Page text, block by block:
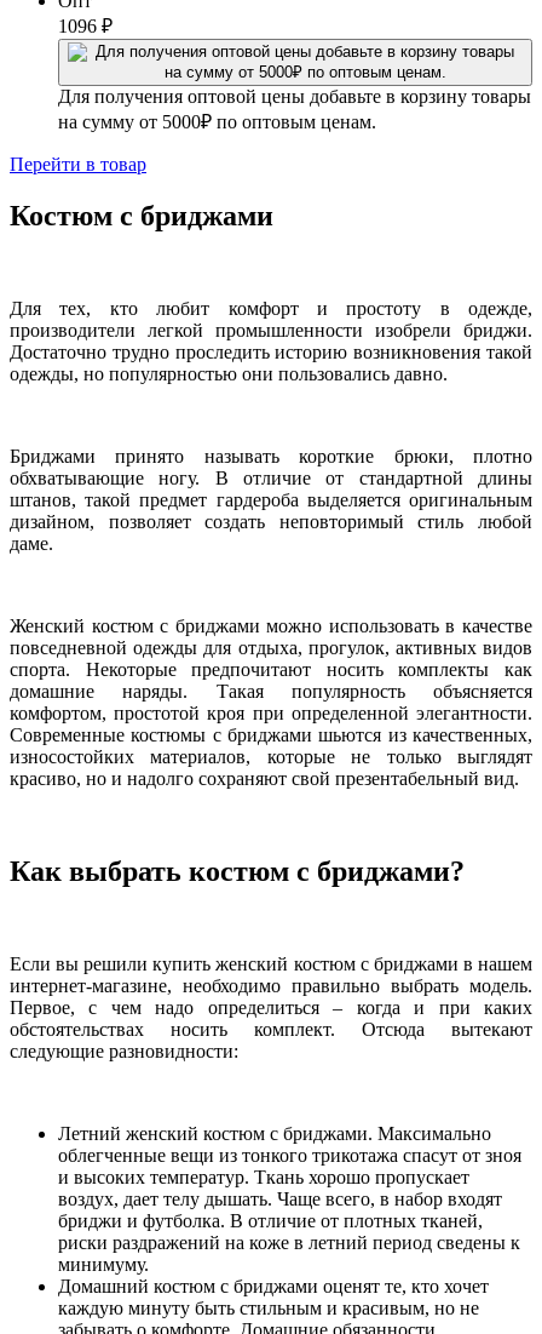
1096 ₽
Для получения оптовой цены добавьте в корзину товары
на сумму от 5000₽ по оптовым ценам.
Перейти в товар
Костюм с бриджами
Для тех, кто любит комфорт и простоту в одежде,
производители легкой промышленности изобрели бриджи.
Достаточно трудно проследить историю возникновения такой
одежды, но популярностью они пользовались давно.
Бриджами принято называть короткие брюки, плотно
обхватывающие ногу. В отличие от стандартной длины
штанов, такой предмет гардероба выделяется оригинальным
дизайном, позволяет создать неповторимый стиль любой
даме.
Женский костюм с бриджами можно использовать в качестве
повседневной одежды для отдыха, прогулок, активных видов
спорта. Некоторые предпочитают носить комплекты как
домашние наряды. Такая популярность объясняется
комфортом, простотой кроя при определенной элегантности.
Современные костюмы с бриджами шьются из качественных,
износостойких материалов, которые не только выглядят
красиво, но и надолго сохраняют свой презентабельный вид.
Как выбрать костюм с бриджами?
Если вы решили купить женский костюм с бриджами в нашем
интернет-магазине, необходимо правильно выбрать модель.
Первое, с чем надо определиться – когда и при каких
обстоятельствах носить комплект. Отсюда вытекают
следующие разновидности:
Летний женский костюм с бриджами. Максимально
облегченные вещи из тонкого трикотажа спасут от зноя
и высоких температур. Ткань хорошо пропускает
воздух, дает телу дышать. Чаще всего, в набор входят
бриджи и футболка. В отличие от плотных тканей,
риски раздражений на коже в летний период сведены к
минимуму.
Домашний костюм с бриджами оценят те, кто хочет
каждую минуту быть стильным и красивым, но не
забывать о комфорте. Домашние обязанности